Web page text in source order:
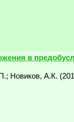
в
; Новиков, А.К. (